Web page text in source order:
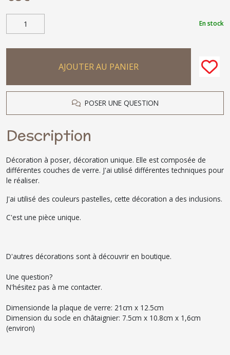
En stock
AJOUTER AU PANIER
POSER UNE QUESTION
Description
Décoration à poser, décoration unique. Elle est composée de
différentes couches de verre. J'ai utilisé différentes techniques pour
le réaliser.
J'ai utilisé des couleurs pastelles, cette décoration a des inclusions.
C'est une pièce unique.
D'autres décorations sont à découvrir en boutique.
Une question?
N'hésitez pas à me contacter.
Dimensionde la plaque de verre: 21cm x 12.5cm
Dimension du socle en châtaignier: 7.5cm x 10.8cm x 1,6cm
(environ)